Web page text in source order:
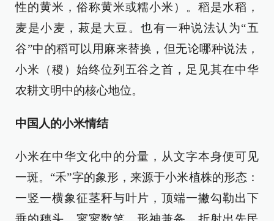
性的黄米，俗称黄米或糯小米）。稻是水稻，
麦是小麦，菽是大豆。也有一种说法认为“五
谷”中的稻可以用麻来替换，但无论哪种说法，
小米（稷）始终位列五谷之首，足见其在中华
农耕文明中的核心地位。
中国人的小米情结
小米在中华文化中的分量，从文字本身便可见
一斑。“禾”字的象形，来源于小米植株的形态：
一竖一横象征茎秆与叶片，顶端一撇勾勒出下